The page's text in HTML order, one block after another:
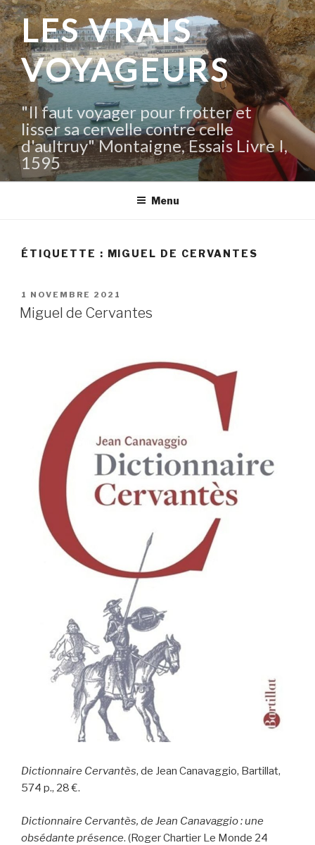
Aller
au
contenu
principal
LES VRAIS
VOYAGEURS
"Il faut voyager pour frotter et
lisser sa cervelle contre celle
d'aultruy" Montaigne, Essais Livre I,
1595
Menu
ÉTIQUETTE : MIGUEL DE CERVANTES
PUBLIÉ
LE
1 NOVEMBRE 2021
Miguel de Cervantes
Dictionnaire Cervantès, de Jean Canavaggio, Bartillat,
574 p., 28 €.
Dictionnaire Cervantès, de Jean Canavaggio : une
obsédante présence. (Roger Chartier Le Monde 24